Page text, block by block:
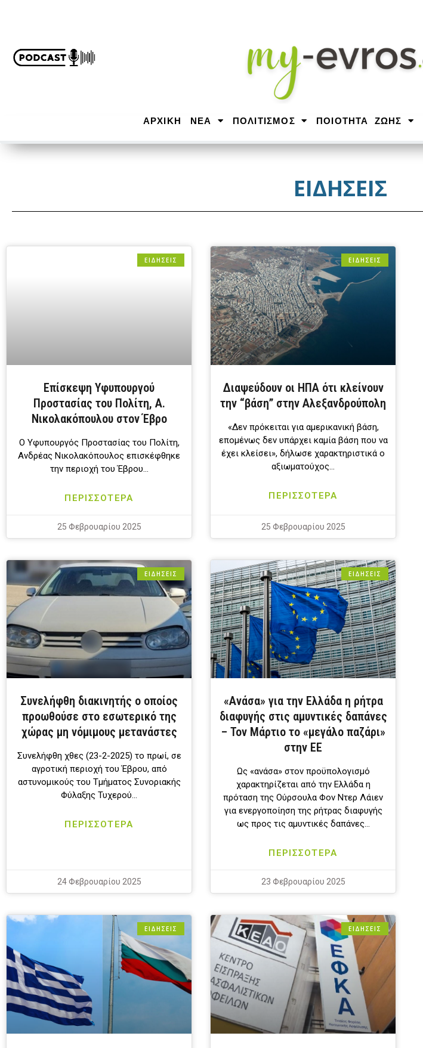
ΑΡΧΙΚΉ ΝΕΑ ΠΟΛΙΤΙΣΜΟΣ ΠΟΙΟΤΗΤΑ ΖΩΗΣ
ΕΙΔΗΣΕΙΣ
ΕΙΔΗΣΕΙΣ
Επίσκεψη Υφυπουργού
Προστασίας του Πολίτη, Α.
Νικολακόπουλου στον Έβρο
Ο Υφυπουργός Προστασίας του Πολίτη,
Ανδρέας Νικολακόπουλος επισκέφθηκε
την περιοχή του Έβρου…
ΠΕΡΙΣΣΟΤΕΡΑ
25 Φεβρουαρίου 2025
ΕΙΔΗΣΕΙΣ
Διαψεύδουν οι ΗΠΑ ότι κλείνουν
την “βάση” στην Αλεξανδρούπολη
«Δεν πρόκειται για αμερικανική βάση,
επομένως δεν υπάρχει καμία βάση που να
έχει κλείσει», δήλωσε χαρακτηριστικά ο
αξιωματούχος…
ΠΕΡΙΣΣΟΤΕΡΑ
25 Φεβρουαρίου 2025
ΕΙΔΗΣΕΙΣ
Συνελήφθη διακινητής ο οποίος
προωθούσε στο εσωτερικό της
χώρας μη νόμιμους μετανάστες
Συνελήφθη χθες (23-2-2025) το πρωί, σε
αγροτική περιοχή του Έβρου, από
αστυνομικούς του Τμήματος Συνοριακής
Φύλαξης Τυχερού…
ΠΕΡΙΣΣΟΤΕΡΑ
24 Φεβρουαρίου 2025
ΕΙΔΗΣΕΙΣ
«Ανάσα» για την Ελλάδα η ρήτρα
διαφυγής στις αμυντικές δαπάνες
– Τον Μάρτιο το «μεγάλο παζάρι»
στην ΕΕ
Ως «ανάσα» στον προϋπολογισμό
χαρακτηρίζεται από την Ελλάδα η
πρόταση της Ούρσουλα Φον Ντερ Λάιεν
για ενεργοποίηση της ρήτρας διαφυγής
ως προς τις αμυντικές δαπάνες…
ΠΕΡΙΣΣΟΤΕΡΑ
23 Φεβρουαρίου 2025
ΕΙΔΗΣΕΙΣ ΕΙΔΗΣΕΙΣ